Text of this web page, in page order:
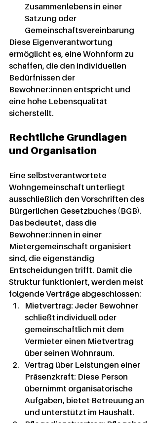
Zusammenlebens in einer
Satzung oder
Gemeinschaftsvereinbarung
Diese Eigenverantwortung
ermöglicht es, eine Wohnform zu
schaffen, die den individuellen
Bedürfnissen der
Bewohner:innen entspricht und
eine hohe Lebensqualität
sicherstellt.
Rechtliche Grundlagen
und Organisation
Eine selbstverantwortete
Wohngemeinschaft unterliegt
ausschließlich den Vorschriften des
Bürgerlichen Gesetzbuches (BGB).
Das bedeutet, dass die
Bewohner:innen in einer
Mietergemeinschaft organisiert
sind, die eigenständig
Entscheidungen trifft. Damit die
Struktur funktioniert, werden meist
folgende Verträge abgeschlossen:
Mietvertrag: Jeder Bewohner
schließt individuell oder
gemeinschaftlich mit dem
Vermieter einen Mietvertrag
über seinen Wohnraum.
Vertrag über Leistungen einer
Präsenzkraft: Diese Person
übernimmt organisatorische
Aufgaben, bietet Betreuung an
und unterstützt im Haushalt.